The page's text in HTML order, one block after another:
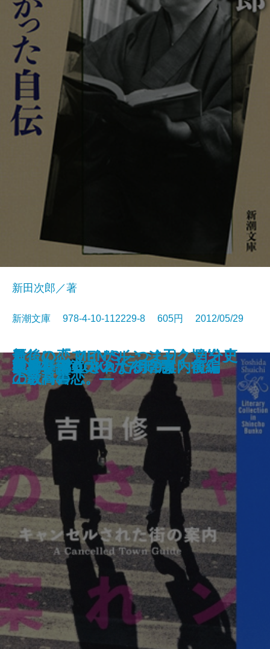
月の影 影の海〔上〕 十二国記
月の影 影の海〔下〕 十二国記
イソップを知っていますか
ほんとうは怖い沖縄
警察庁長官を撃った男
ファントム・ペイン―天命探偵 真
田省吾3―
1Q84 BOOK3〈10月-12月〉前編
1Q84 BOOK3〈10月-12月〉後編
つぶやき岩の秘密
小説に書けなかった自伝
新田次郎／著
新潮文庫 978-4-10-112229-8 605円 2012/05/29
キャンセルされた街の案内
水神〔上〕
水神〔下〕
最後の恋 MEN'S―つまり、自分史
上最高の恋。―
管見妄語 大いなる暗愚
新しい「マイケル・ジャクソン」
の教科書
図書準備室
夜より深く
1Q84 BOOK2〈7月-9月〉前編
1Q84 BOOK2〈7月-9月〉後編